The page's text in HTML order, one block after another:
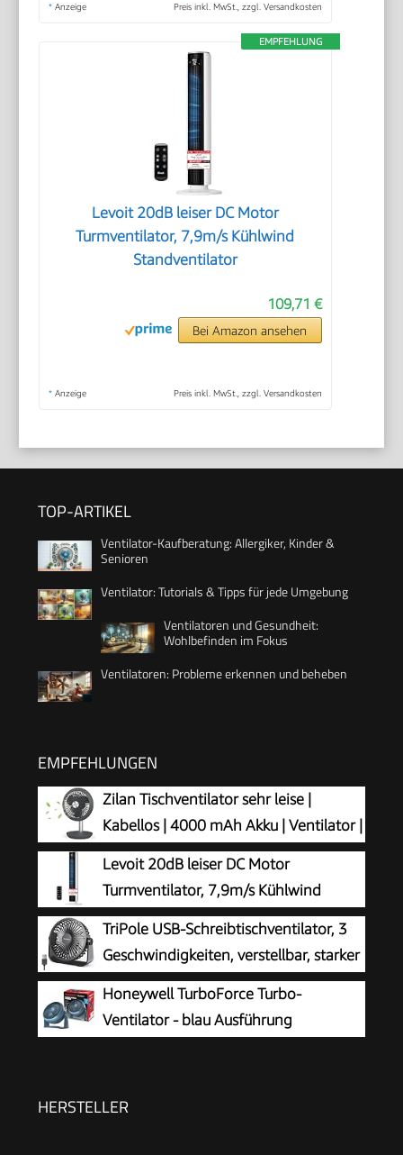
* Anzeige Preis inkl. MwSt., zzgl. Versandkosten
EMPFEHLUNG
Levoit 20dB leiser DC Motor
Turmventilator, 7,9m/s Kühlwind
Standventilator
109,71 €
Bei Amazon ansehen
* Anzeige Preis inkl. MwSt., zzgl. Versandkosten
TOP-ARTIKEL
Ventilator-Kaufberatung: Allergiker, Kinder &
Senioren
Ventilator: Tutorials & Tipps für jede Umgebung
Ventilatoren und Gesundheit:
Wohlbefinden im Fokus
Ventilatoren: Probleme erkennen und beheben
EMPFEHLUNGEN
Zilan Tischventilator sehr leise |
Kabellos | 4000 mAh Akku | Ventilator |
90° neigbar | Schreibtischventilator |
Windmaschine | Luftkühler | Energiesparend | 4
Stufen | 15 h kabelloser Betrieb
Levoit 20dB leiser DC Motor
Turmventilator, 7,9m/s Kühlwind
Standventilator
TriPole USB-Schreibtischventilator, 3
Geschwindigkeiten, verstellbar, starker
Wind, Tischventilator, 360° Kopf
drehbar, 1,5 m Kabel, persönlicher Desktop-
Ventilator, 11,4 cm, tragbarer Mini-Ventilator
Honeywell TurboForce Turbo-
Ventilator - blau Ausführung
Geschwindigkeitseinstellungen, Wandmontage,
HERSTELLER